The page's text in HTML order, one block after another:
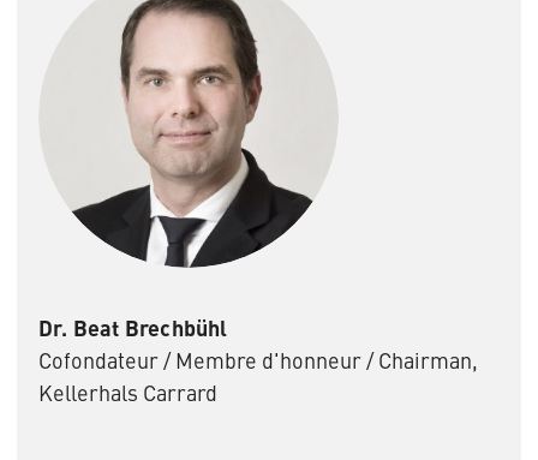
Dr. Beat Brechbühl
Cofondateur / Membre d'honneur / Chairman,
Kellerhals Carrard